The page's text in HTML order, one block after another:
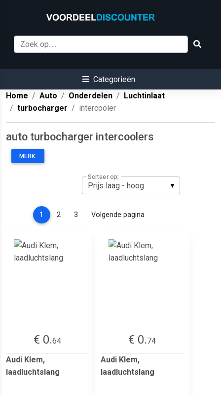
Categorieën
Home
Auto Onderdelen
Luchtinlaat
turbocharger
intercooler
auto turbocharger intercoolers
MERK:
Sorteer op:
1 (current)
2 3 Volgende pagina
€ 0.64
Audi Klem,
laadluchtslang
€ 0.74
Audi Klem,
laadluchtslang